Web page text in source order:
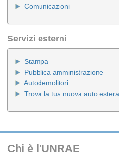
Comunicazioni
Servizi esterni
Stampa
Pubblica amministrazione
Autodemolitori
Trova la tua nuova auto estera
Chi è l'UNRAE